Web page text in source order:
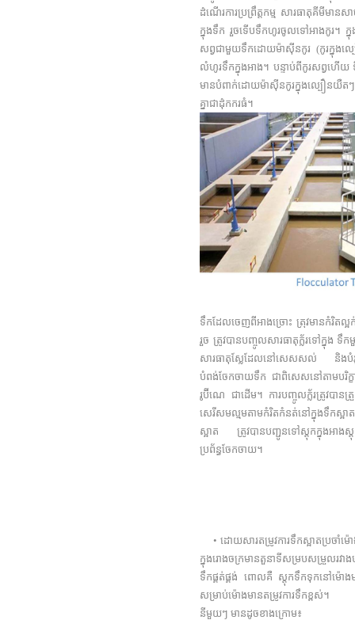
ដំណើរការប្រព្រឹត្តកម្ម សារធាតុគីមីមាន
ក្នុងទឹក រួចទើបទឹកហូរចូលទៅអាងកូរ។ ក្
សព្វ​ជាមួយ​ទឹកដោយម៉ាស៊ីនកូរ (កូរក្នុង
លំហូរទឹកក្នុងអាង។ បន្ទាប់ពីកូរសព្វហើយ
មាន​បំពាក់​ដោយម៉ាស៊ីនកូរក្នុងល្បឿនយឺត
គ្នាជាដុំកករធំ។
ទឹកដែលចេញពីអាងច្រោះ ត្រុវមានកំរិត
រួច ត្រូវបានបញ្ចូលសារធាតុក្ល័រទៅក្នុង
សារធាតុស្លែដែលនៅសេសសល់ និងបំរុង
បំពង់ចែកចាយទឹក ជាពិសេសនៅតាមបរិក្ខ
រូប៊ីណេ ជាដើម។ ការបញ្ចូលក្ល័រត្រូវបានត្
សេរីសមល្មមតាមកំរិតកំនត់នៅក្នុងទឹកស្
ស្អាត ត្រូវបានបញ្ជូនទៅស្តុកក្នុងអាង
ប្រព័ន្ធចែកចាយ។
• ដោយសារតម្រូវការទឹកស្អាតប្រចាំម៉ោ
ក្នុងរោងចក្រមានតួនាទីសម្របសម្រួលរវ
ទឹកផ្គត់ផ្គង់ ពោលគឺ ស្តុកទឹកទុកនៅម៉ោងម
សម្រាប់ម៉ោងមានតម្រូវការទឹកខ្ពស់។
នីមួយៗ មានដូចខាងក្រោម៖